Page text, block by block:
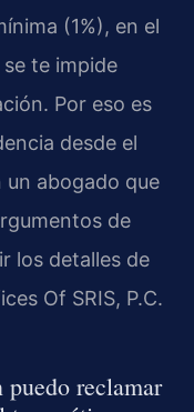
(1%), en el
te impide
Por eso es
desde el
abogado que
de
los detalles de
Of SRIS, P.C.
puedo reclamar